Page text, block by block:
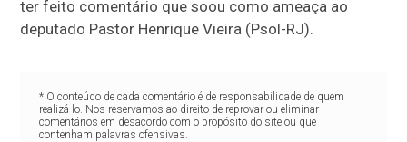
ter feito comentário que soou como ameaça ao
deputado Pastor Henrique Vieira (Psol-RJ).
* O conteúdo de cada comentário é de responsabilidade de quem
realizá-lo. Nos reservamos ao direito de reprovar ou eliminar
comentários em desacordo com o propósito do site ou que
contenham palavras ofensivas.